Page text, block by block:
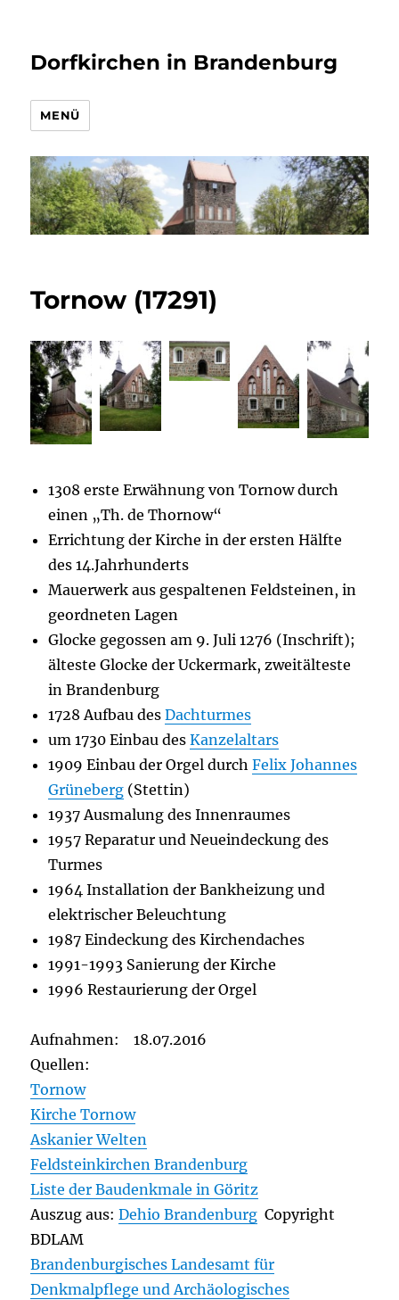
Dorfkirchen in Brandenburg
MENÜ
Tornow (17291)
1308 erste Erwähnung von Tornow durch
einen „Th. de Thornow“
Errichtung der Kirche in der ersten Hälfte
des 14.Jahrhunderts
Mauerwerk aus gespaltenen Feldsteinen, in
geordneten Lagen
Glocke gegossen am 9. Juli 1276 (Inschrift);
älteste Glocke der Uckermark, zweitälteste
in Brandenburg
1728 Aufbau desDachturmes
um 1730 Einbau desKanzelaltars
1909 Einbau der Orgel durchFelix Johannes
Grüneberg (Stettin)
1937 Ausmalung des Innenraumes
1957 Reparatur und Neueindeckung des
Turmes
1964 Installation der Bankheizung und
elektrischer Beleuchtung
1987 Eindeckung des Kirchendaches
1991-1993 Sanierung der Kirche
1996 Restaurierung der Orgel
Aufnahmen: 18.07.2016
Quellen:
Tornow
Kirche Tornow
Askanier Welten
Feldsteinkirchen Brandenburg
Liste der Baudenkmale in Göritz
Auszug aus:Dehio Brandenburg Copyright
BDLAM
Brandenburgisches Landesamt für
Denkmalpflege und Archäologisches